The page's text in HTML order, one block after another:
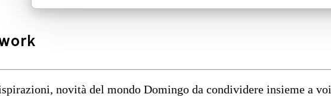
novità del mondo Domingo da condividere insieme a voi